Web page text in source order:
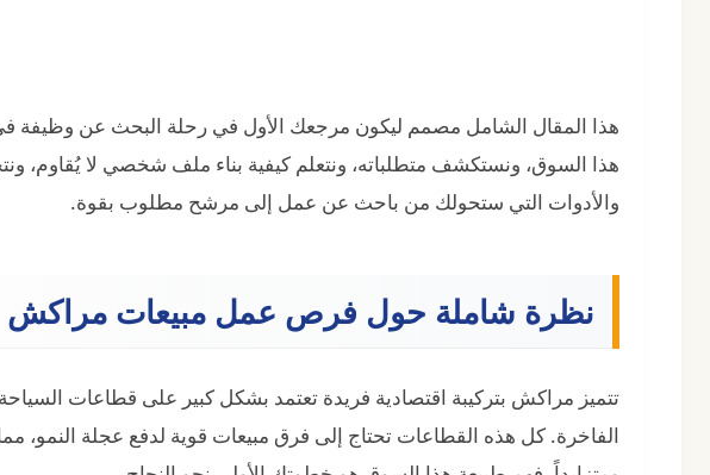
هذا المقال الشامل مصمم ليكون مرجعك الأول في رحلة البحث عن وظيفة
هذا السوق، ونستكشف متطلباته، ونتعلم كيفية بناء ملف شخصي لا يُقاوم،
والأدوات التي ستحولك من باحث عن عمل إلى مرشح مطلوب بقوة.
نظرة شاملة حول فرص عمل مبيعات مراكش
تتميز مراكش بتركيبة اقتصادية فريدة تعتمد بشكل كبير على قطاعات
الفاخرة. كل هذه القطاعات تحتاج إلى فرق مبيعات قوية لدفع عجلة